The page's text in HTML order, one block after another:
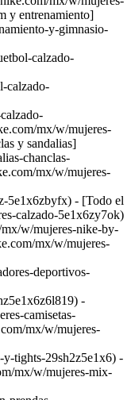
y entrenamiento]
y-gimnasio-
calzado-
calzado-
mx/w/mujeres-
y sandalias]
chanclas-
mx/w/mujeres-
5e1x6zbyfx) - [Todo el
calzado-5e1x6zy7ok)
w/mujeres-nike-by-
mx/w/mujeres-
deportivos-
-
camisetas-
mx/w/mujeres-
tights-29sh2z5e1x6) -
mx/w/mujeres-mix-